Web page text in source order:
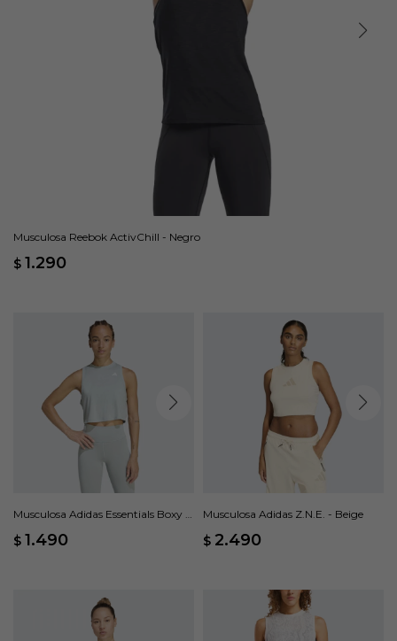
Musculosa Reebok ActivChill - Negro
$ 1.290
Musculosa Adidas Essentials Boxy -
$ 1.490
Musculosa Adidas Z.N.E. - Beige
$ 2.490